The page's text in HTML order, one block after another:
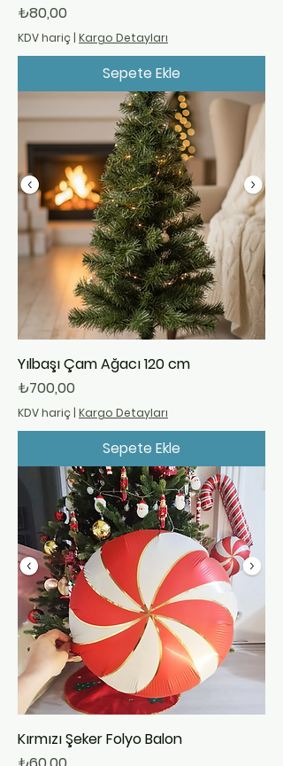
Fiyat
₺80,00
KDV hariç | Kargo Detayları
Sepete Ekle
Yılbaşı Çam Ağacı 120 cm
Fiyat
₺700,00
KDV hariç | Kargo Detayları
Sepete Ekle
Kırmızı Şeker Folyo Balon